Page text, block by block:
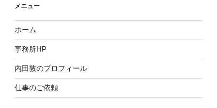
メニュー
ホーム
事務所HP
内田敦のプロフィール
仕事のご依頼